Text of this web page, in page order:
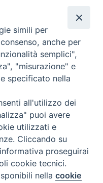
per l'Italia
00184 Roma
06.6795100
Preferenze Cookie
simili per
anche per
semplici",
"misurazione" e
specificato nella
all'utilizzo dei
puoi avere
utilizzati e
Cliccando su
proseguirai
cookie tecnici.
nellacookie